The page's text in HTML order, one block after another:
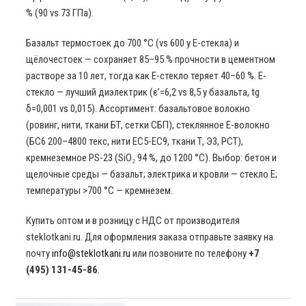
% (90 vs 73 ГПа).
Базальт термостоек до 700 °C (vs 600 у E-стекла) и
щёлочестоек — сохраняет 85–95 % прочности в цементном
растворе за 10 лет, тогда как E-стекло теряет 40–60 %. E-
стекло — лучший диэлектрик (ε’=6,2 vs 8,5 у базальта, tg
δ=0,001 vs 0,015). Ассортимент: базальтовое волокно
(ровинг, нити, ткани БТ, сетки СБП), стеклянное E-волокно
(БС6 200–4800 текс, нити ЕС5-ЕС9, ткани Т, Э3, РСТ),
кремнеземное PS-23 (SiO₂ 94 %, до 1200 °C). Выбор: бетон и
щелочные среды — базальт; электрика и кровли — стекло E;
температуры >700 °C — кремнезем.
Купить оптом и в розницу с НДС от производителя
steklotkani.ru. Для оформления заказа отправьте заявку на
почтуinfo@steklotkani.ru или позвоните по телефону +7
(495) 131-45-86.